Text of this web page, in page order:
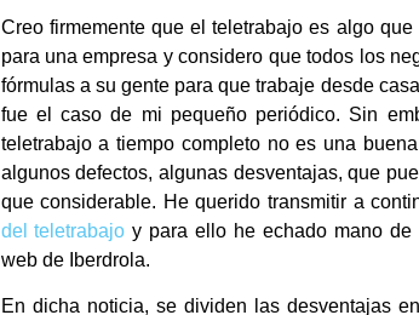
Creo firmemente que el teletrabajo es algo
para una empresa y considero que todos los
fórmulas a su gente para que trabaje desde
fue el caso de mi pequeño periódico. Sin
teletrabajo a tiempo completo no es una
algunos defectos, algunas desventajas, que
que considerable. He querido transmitir a
del teletrabajo y para ello he echado mano
web de Iberdrola.
En dicha noticia, se dividen las desventajas